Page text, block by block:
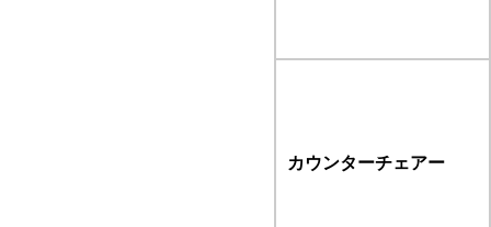
カウンターチェアー